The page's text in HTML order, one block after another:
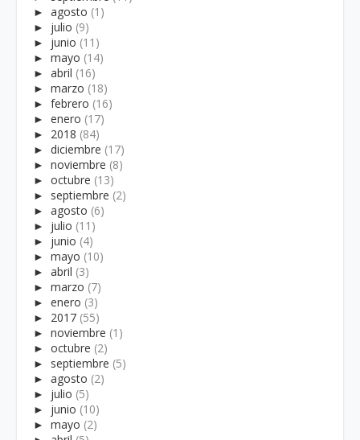
► agosto (1)
► julio (9)
► junio (11)
► mayo (14)
► abril (16)
► marzo (18)
► febrero (16)
► enero (17)
► 2018 (84)
► diciembre (17)
► noviembre (8)
► octubre (13)
► septiembre (2)
► agosto (6)
► julio (11)
► junio (4)
► mayo (10)
► abril (3)
► marzo (7)
► enero (3)
► 2017 (55)
► noviembre (1)
► octubre (2)
► septiembre (5)
► agosto (2)
► julio (5)
► junio (10)
► mayo (2)